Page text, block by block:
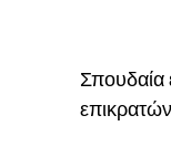
Σπουδαία